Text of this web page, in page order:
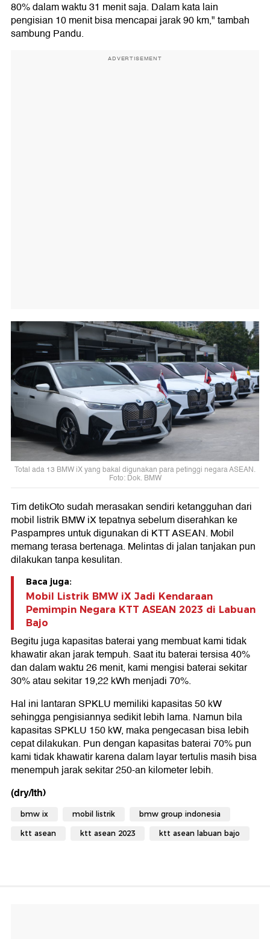
80% dalam waktu 31 menit saja. Dalam kata lain
pengisian 10 menit bisa mencapai jarak 90 km," tambah
sambung Pandu.
ADVERTISEMENT
Total ada 13 BMW iX yang bakal digunakan para petinggi negara ASEAN.
Foto: Dok. BMW
Tim detikOto sudah merasakan sendiri ketangguhan dari
mobil listrik BMW iX tepatnya sebelum diserahkan ke
Paspampres untuk digunakan di KTT ASEAN. Mobil
memang terasa bertenaga. Melintas di jalan tanjakan pun
dilakukan tanpa kesulitan.
Baca juga:
Mobil Listrik BMW iX Jadi Kendaraan
Pemimpin Negara KTT ASEAN 2023 di Labuan
Bajo
Begitu juga kapasitas baterai yang membuat kami tidak
khawatir akan jarak tempuh. Saat itu baterai tersisa 40%
dan dalam waktu 26 menit, kami mengisi baterai sekitar
30% atau sekitar 19,22 kWh menjadi 70%.
Hal ini lantaran SPKLU memiliki kapasitas 50 kW
sehingga pengisiannya sedikit lebih lama. Namun bila
kapasitas SPKLU 150 kW, maka pengecasan bisa lebih
cepat dilakukan. Pun dengan kapasitas baterai 70% pun
kami tidak khawatir karena dalam layar tertulis masih bisa
menempuh jarak sekitar 250-an kilometer lebih.
(dry/lth)
bmw ix mobil listrik bmw group indonesia
ktt asean ktt asean 2023 ktt asean labuan bajo